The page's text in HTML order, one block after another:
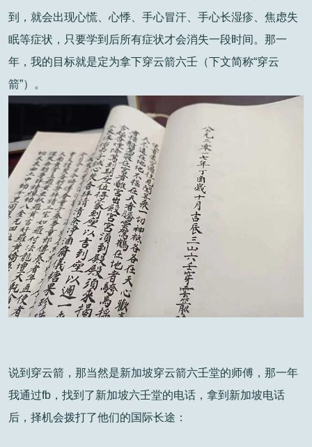
到，就会出现心慌、心悸、手心冒汗、手心长湿疹、焦虑失
眠等症状，只要学到后所有症状才会消失一段时间。那一
年，我的目标就是定为拿下穿云箭六壬（下文简称“穿云
箭”）。
说到穿云箭，那当然是新加坡穿云箭六壬堂的师傅，那一年
我通过fb，找到了新加坡六壬堂的电话，拿到新加坡电话
后，择机会拨打了他们的国际长途：